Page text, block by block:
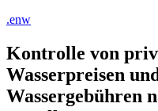
.enw
Kontrolle von
Wasserpreisen
Wassergebühren